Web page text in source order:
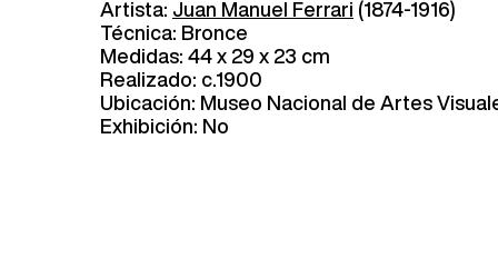
Artista: Juan Manuel Ferrari (1874-1916)
Técnica: Bronce
Medidas: 44 x 29 x 23 cm
Realizado: c.1900
Ubicación: Museo Nacional de Artes
Exhibición: No